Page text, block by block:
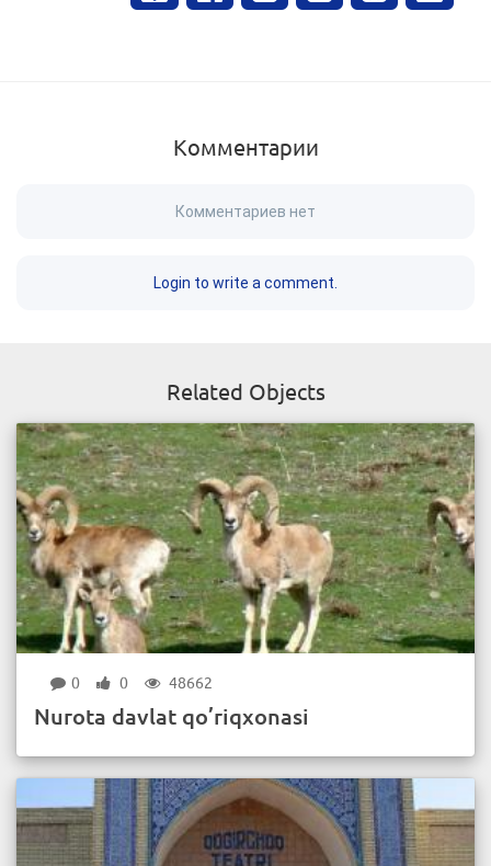
Комментарии
Комментариев нет
Login to write a comment.
Related Objects
0 0 48662
Nurota davlat qo’riqxonasi